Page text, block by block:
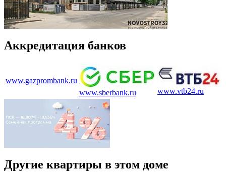
Аккредитация банков
www.gazprombank.ru
www.sberbank.ru
www.vtb24.ru
Другие квартиры в этом доме